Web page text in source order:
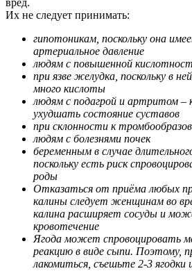
вред.
Их не следует принимать:
гипотоникам, поскольку она
артериальное давление
людям с повышенной
при язве желудка, поскольку в
много кислоты
людям с подагрой и артритом
ухудшать состояние суставов
при склонности к
людям с болезнями почек
беременным в случае
поскольку есть риск
роды
Отказаться от приёма любых
калины следует женщинам во
калина расширяет сосуды и
кровотечение
Ягода может спровоцировать
реакцию в виде сыпи. Поэтому,
лакомиться, съешьте 2-3